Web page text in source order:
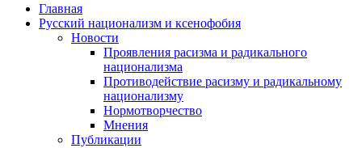
Главная
Русский национализм и ксенофобия
Новости
Проявления расизма и радикального
национализма
Противодействие расизму и радикальному
национализму
Нормотворчество
Мнения
Публикации